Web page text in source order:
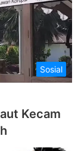
Sosial
Kecam